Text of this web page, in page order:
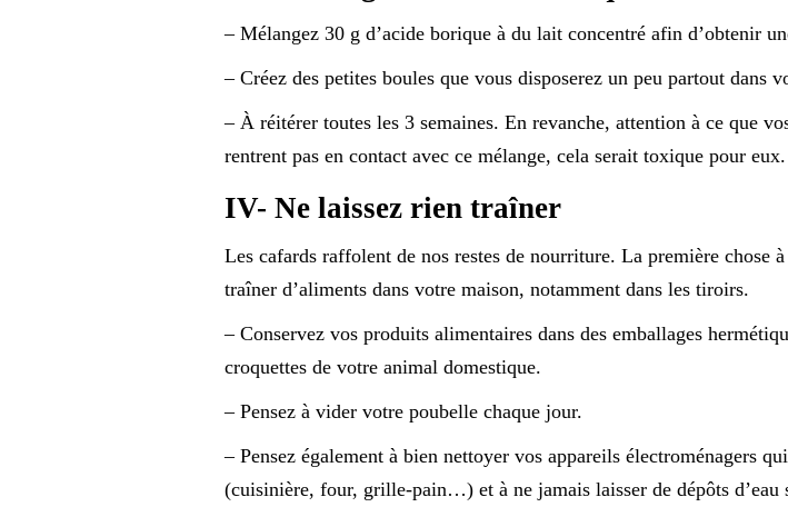
– Mélangez 30 g d’acide borique à du lait concentré afin d’obtenir
– Créez des petites boules que vous disposerez un peu partout dans
– À réitérer toutes les 3 semaines. En revanche, attention à ce que
rentrent pas en contact avec ce mélange, cela serait toxique pour eux.
IV- Ne laissez rien traîner
Les cafards raffolent de nos restes de nourriture. La première chose
traîner d’aliments dans votre maison, notamment dans les tiroirs.
– Conservez vos produits alimentaires dans des emballages
croquettes de votre animal domestique.
– Pensez à vider votre poubelle chaque jour.
– Pensez également à bien nettoyer vos appareils électroménagers
(cuisinière, four, grille-pain…) et à ne jamais laisser de dépôts d’eau